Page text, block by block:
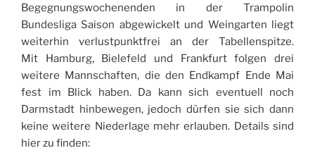
Begegnungswochenenden in der Trampolin
Bundesliga Saison abgewickelt und Weingarten liegt
weiterhin verlustpunktfrei an der Tabellenspitze.
Mit Hamburg, Bielefeld und Frankfurt folgen drei
weitere Mannschaften, die den Endkampf Ende Mai
fest im Blick haben. Da kann sich eventuell noch
Darmstadt hinbewegen, jedoch dürfen sie sich dann
keine weitere Niederlage mehr erlauben. Details sind
hier zu finden: